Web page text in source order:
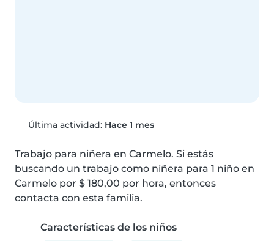
Última actividad: Hace 1 mes
Trabajo para niñera en Carmelo. Si estás
buscando un trabajo como niñera para 1 niño en
Carmelo por $ 180,00 por hora, entonces
contacta con esta familia.
Características de los niños